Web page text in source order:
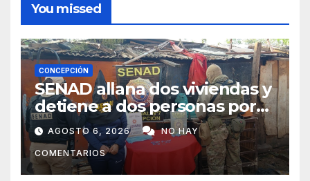
You missed
CONCEPCIÓN
SENAD allana dos viviendas y
detiene a dos personas por
presunto microtráfico en
Concepción
AGOSTO 6, 2026 NO HAY
COMENTARIOS